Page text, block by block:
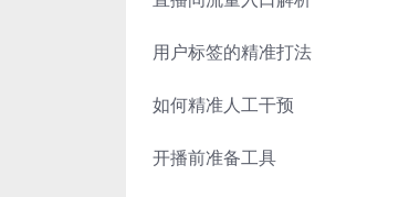
用户标签的精准打法
如何精准人工干预
开播前准备工具